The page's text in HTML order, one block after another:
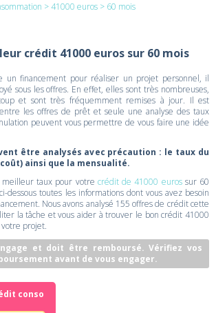
>41000 euros > 60 mois
crédit 41000 euros sur 60 mois
un financement pour réaliser un projet personnel, il
sous les offres. En effet, elles sont très nombreuses,
et sont très fréquemment remises à jour. Il est
les offres de prêt et seule une analyse des taux
peuvent vous permettre de vous faire une idée
être analysés avec précaution : le taux du
ainsi que la mensualité.
taux pour votre crédit de 41000 eurossur 60
dessous toutes les informations dont vous avez besoin
Nous avons analysé 155 offres de crédit cette
la tâche et vous aider à trouver le bon crédit 41000
projet.
et doit être remboursé. Vérifiez vos
avant de vous engager.
conso